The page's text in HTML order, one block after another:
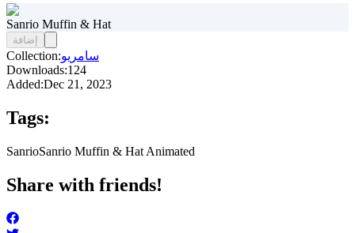
Sanrio Muffin & Hat
إضافة
Collection:سامريو
Downloads:124
Added:Dec 21, 2023
Tags:
SanrioSanrio Muffin & Hat Animated
Share with friends!